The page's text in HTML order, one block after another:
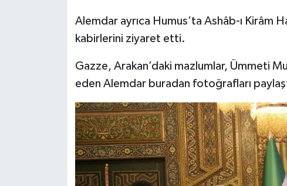
Alemdar ayrıca Humus’ta Ashâb-ı Kirâm
kabirlerini ziyaret etti.
Gazze, Arakan’daki mazlumlar, Ümmeti
eden Alemdar buradan fotoğrafları